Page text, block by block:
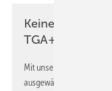
Keine Zeit?
TGA+E
Mit unserem Newsletter
ausgewählte